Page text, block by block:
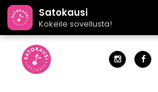
Satokausi
Kokeile sovellusta!